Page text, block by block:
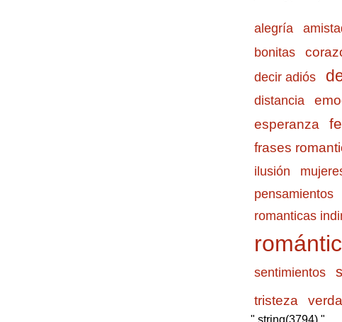
alegría
bonitas
decir adiós
distancia
esperanza
frases
ilusión
pensamientos
romanticas
sentimientos
tristeza
" string(3794) "